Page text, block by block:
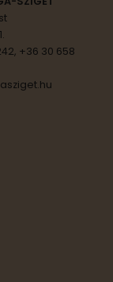
+36 30 658